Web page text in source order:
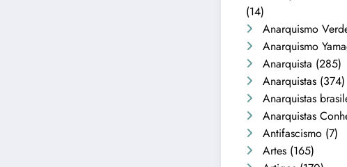
(14)
Anarquismo
Anarquismo
Anarquista (285)
Anarquistas (374)
Anarquistas
Anarquistas
Antifascismo (7)
Artes (165)